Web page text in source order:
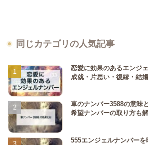
同じカテゴリの人気記事
恋愛に効果のあるエンジ
成就・片思い・復縁・結
車のナンバー3588の意味
希望ナンバーの取り方も
555エンジェルナンバー